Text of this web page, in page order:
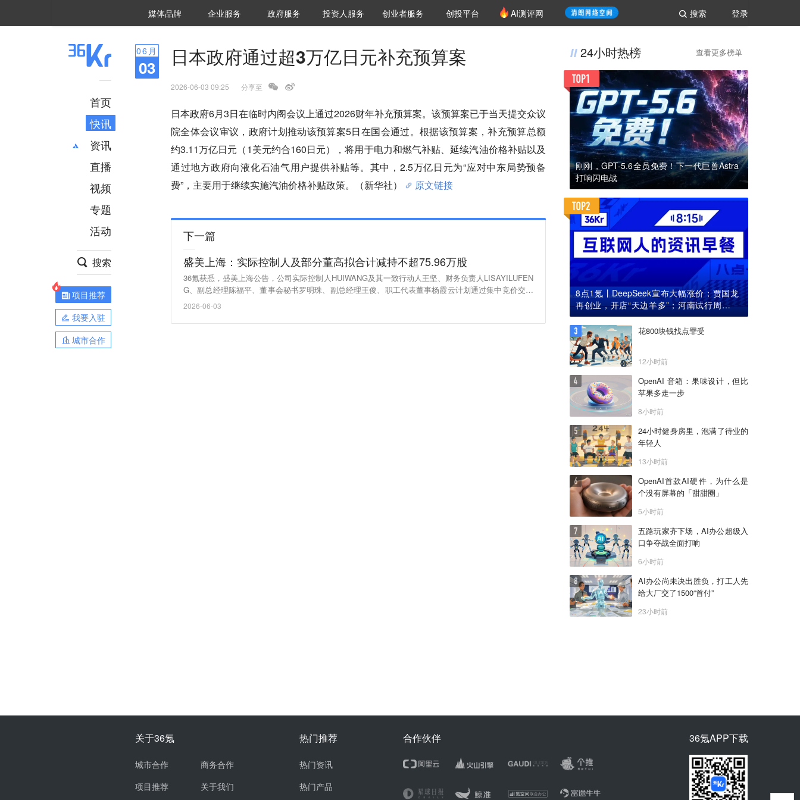
登录
搜索
媒体品牌 36Kr研究院
企业服务 城市之窗
政府服务 VClub投资机构库
投资机构职位推介
投资人服务 创投氪堂
创业者服务 创投平台 AI测评网
首页
快讯
资讯
推荐
财经
项目推荐
安徽
直播
视频
专题
活动
搜索
项目推荐
我要入驻
城市合作
06 月
03 日本政府通过超3万亿日元补充预算案
2026-06-03 09:25 分享至
日本政府6月3日在临时内阁会议上通过2026财年补充预算案。该预算案已于当天提交众议
院全体会议审议，政府计划推动该预算案5日在国会通过。根据该预算案，补充预算总额
约3.11万亿日元（1美元约合160日元），将用于电力和燃气补贴、延续汽油价格补贴以及
通过地方政府向液化石油气用户提供补贴等。其中，2.5万亿日元为“应对中东局势预备
费”，主要用于继续实施汽油价格补贴政策。（新华社）
原文链接
下一篇
盛美上海：实际控制人及部分董高拟合计减持不超75.96万股
36氪获悉，盛美上海公告，公司实际控制人HUIWANG及其一致行动人王坚、财务负责人LISAYILUFEN
G、副总经理陈福平、董事会秘书罗明珠、副总经理王俊、职工代表董事杨霞云计划通过集中竞价交易
方式减持股份，合计不超过759,581股。
2026-06-03
24小时热榜 查看更多榜单
刚刚，GPT-5.6全员免费！下一代巨兽Astra
打响闪电战
8点1氪丨DeepSeek宣布大幅涨价；贾国龙
再创业，开店“天边羊多”；河南试行周五下
午弹性离岗
花800块钱找点罪受
12小时前
OpenAI 音箱：果味设计，但比
苹果多走一步
8小时前
24小时健身房里，泡满了待业的
年轻人
13小时前
OpenAI首款AI硬件，为什么是
个没有屏幕的「甜甜圈」
5小时前
五路玩家齐下场，AI办公超级入
口争夺战全面打响
6小时前
AI办公尚未决出胜负，打工人先
给大厂交了1500“首付”
23小时前
关于36氪
城市合作
项目推荐
商务合作
关于我们
热门推荐
热门资讯
热门产品
合作伙伴 36氪APP下载